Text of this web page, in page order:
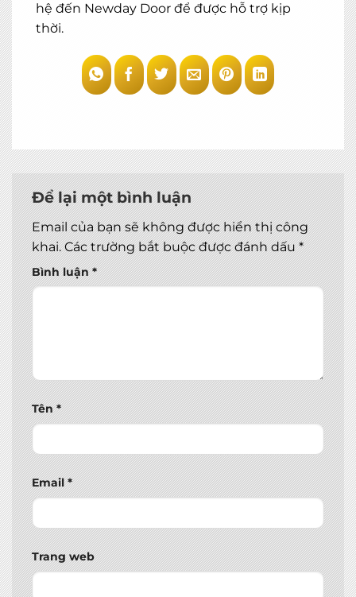
hệ đến Newday Door để được hỗ trợ kịp
thời.
Để lại một bình luận
Email của bạn sẽ không được hiển thị công
khai. Các trường bắt buộc được đánh dấu*
Bình luận*
Tên*
Email*
Trang web